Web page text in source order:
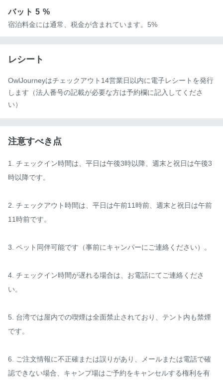
バット5 %
宿泊料金には通常、税金が含まれています。5%
レシート
OwlJourneyはチェックアウト14営業日以内に電子レシートを発行
します（法人番号の記載が必要な方は予約欄に記入してくださ
い）
注意すべき点
1. チェックイン時間は、平日は午後3時以降、週末と祝日は午後3
時以降です。
2. チェックアウト時間は、平日は午前11時前、週末と祝日は午前
11時前です。
3. ペット同伴可能です（事前にキャンパーにご連絡ください）。
4. チェックイン時間が遅れる場合は、お電話にてご連絡くださ
い。
5. 台湾では屋内での喫煙は全面禁止されており、テント内も禁煙
です。
6. ご注文情報に不正確または誤りがあり、メールまたは電話で確
認できない場合、キャンプ場はご予約をキャンセルする権利を有